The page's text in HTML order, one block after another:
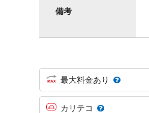
備考
最大料金あり
カリテコ